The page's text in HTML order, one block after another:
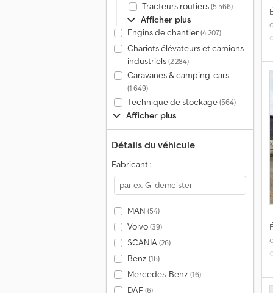
Tracteurs routiers(5 566)
Afficher plus
Engins de chantier(4 207)
Chariots élévateurs et camions
industriels(2 284)
Caravanes & camping-cars
(1 649)
Technique de stockage(564)
Afficher plus
Détails du véhicule
Fabricant :
MAN (54)
Volvo(39)
SCANIA(26)
Benz (16)
Mercedes-Benz (16)
DAF (6)